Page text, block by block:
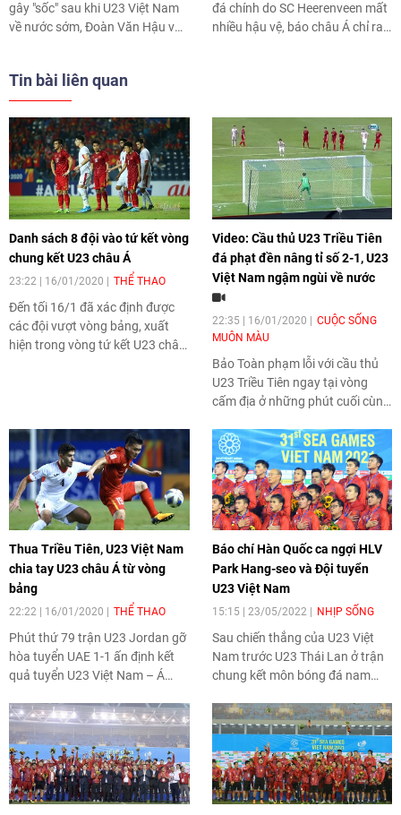
gây "sốc" sau khi U23 Việt Nam
về nước sớm, Đoàn Văn Hậu vẫn
Quang Hải và Văn Hậu lọt top 5
Quả bóng vàng Việt Nam
2019... là những tin tức bóng đá
Việt Nam nóng hổi, mới nhất
được cập nhật trong ngày
20/1/2020.
đá chính do SC Heerenveen mất
nhiều hậu vệ, báo châu Á chỉ ra
nhật trong ngày 19/1/2020.
Tin bài liên quan
Danh sách 8 đội vào tứ kết vòng
chung kết U23 châu Á
23:22 | 16/01/2020 THỂ THAO
Đến tối 16/1 đã xác định được
các đội vượt vòng bảng, xuất
hiện trong vòng tứ kết U23 châu
Video: Cầu thủ U23 Triều Tiên
đá phạt đền nâng tỉ số 2-1, U23
Việt Nam ngậm ngùi về nước
22:35 | 16/01/2020
CUỘC SỐNG
MUÔN MÀU
Bảo Toàn phạm lỗi với cầu thủ
U23 Triều Tiên ngay tại vòng
cấm địa ở những phút cuối cùng
không bỏ lỡ quả phạt đền, qua
đó giúp Triều Tiên dẫn trước 2-1.
Thua Triều Tiên, U23 Việt Nam
chia tay U23 châu Á từ vòng
bảng
22:22 | 16/01/2020 THỂ THAO
Phút thứ 79 trận U23 Jordan gỡ
hòa tuyển UAE 1-1 ấn định kết
quả tuyển U23 Việt Nam – Á
2018 chính thức về nước, chia
tay mùa giải năm 2020.
Báo chí Hàn Quốc ca ngợi HLV
Park Hang-seo và Đội tuyển
U23 Việt Nam
15:15 | 23/05/2022 NHỊP SỐNG
Sau chiến thắng của U23 Việt
Nam trước U23 Thái Lan ở trận
chung kết môn bóng đá nam
Quốc đã đồng loạt đăng tải
những tin bài chúc mừng Huấn
luyện viên Park Hang - seo và
Đội tuyển U23 Việt Nam.